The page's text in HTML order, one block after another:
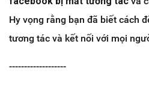
Hy vọng rằng bạn đã biết cách
tương tác và kết nối với mọi
-------------------